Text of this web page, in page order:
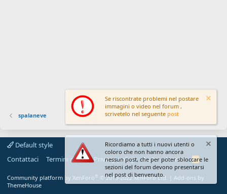
spalaneve
Default style
Contattaci
Termini d'uso Privacy policy Aiuto Home
R
S
Community platform by XenForo® © 2010-2022 XenForo Ltd.
Add-ons by
ThemeHouse
Se riscontrate problemi nel postare
immagini o video nel forum ,
scrivetelo nel seguente post
Ricordiamo a tutti i nuovi utenti o
coloro che non hanno ancora
nessun post, che per poter sbloccare le
sezioni del forum devono presentarsi
nel post di benvenuto.